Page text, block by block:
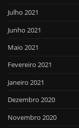
Julho 2021
Junho 2021
Maio 2021
Fevereiro 2021
Janeiro 2021
Dezembro 2020
Novembro 2020